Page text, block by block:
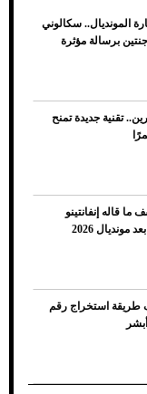
أشهر
للقميص
المونديال.. سكالوني
برسالة مؤثرة
تقنية جديدة تمنح
قاله إنفانتينو
2026
طريقة استخراج رقم